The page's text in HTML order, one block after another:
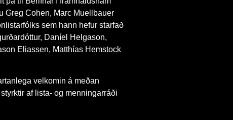
Greg Cohen, Marc Muellbauer
sem hann hefur starfað
Daníel Helgason,
Eliassen, Matthías Hemstock
velkomin á meðan
af lista- og menningarráði